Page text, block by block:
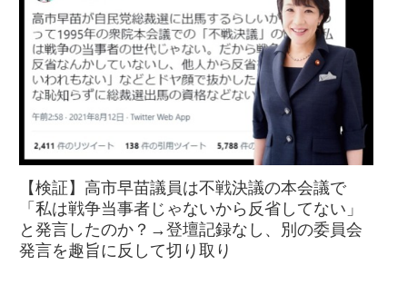
【検証】高市早苗議員は不戦決議の本会議で
「私は戦争当事者じゃないから反省してない」
と発言したのか？→登壇記録なし、別の委員会
発言を趣旨に反して切り取り